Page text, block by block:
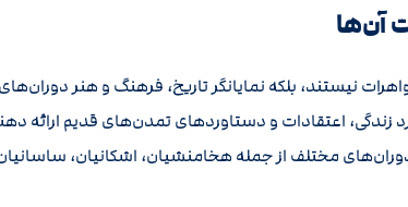
نیستند، بلکه نمایانگر تاریخ، فرهنگ و هنر
زندگی، اعتقادات و دستاوردهای تمدن‌های قدیم ارائه
مختلف از جمله هخامنشیان، اشکانیان،